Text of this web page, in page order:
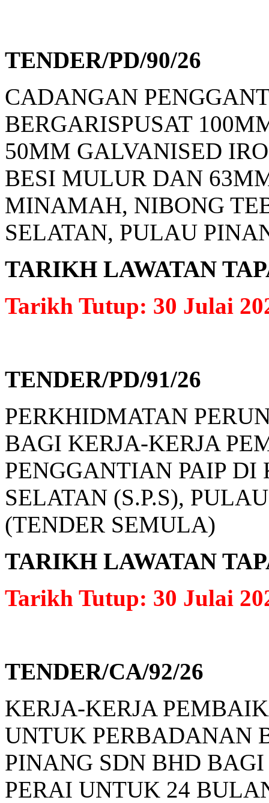
TENDER/PD/90/26
CADANGAN
BERGARISPUSAT
50MM GALVANISED
BESI MULUR DAN
MINAMAH, NIBONG
SELATAN, PULAU
TARIKH LAWATAN
Tarikh Tutup: 30 Julai
TENDER/PD/91/26
PERKHIDMATAN
BAGI KERJA-KERJA
PENGGANTIAN PAIP DI
SELATAN (S.P.S),
(TENDER SEMULA)
TARIKH LAWATAN
Tarikh Tutup: 30 Julai
TENDER/CA/92/26
KERJA-KERJA
UNTUK PERBADANAN
PINANG SDN BHD
PERAI UNTUK 24